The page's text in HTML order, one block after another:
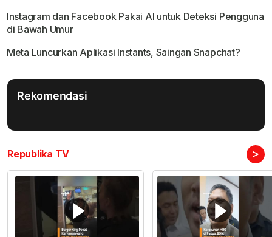
Instagram dan Facebook Pakai Al untuk Deteksi Pengguna
di Bawah Umur
Meta Luncurkan Aplikasi Instants, Saingan Snapchat?
Rekomendasi
Republika TV >